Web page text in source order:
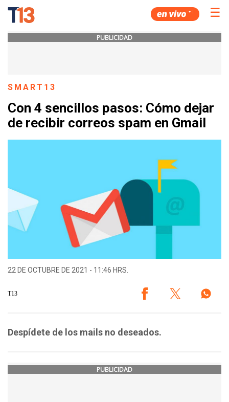
☰
PUBLICIDAD
SMART13
Con 4 sencillos pasos: Cómo dejar
de recibir correos spam en Gmail
22 DE OCTUBRE DE 2021 - 11:46 HRS.
T13
Despídete de los mails no deseados.
PUBLICIDAD